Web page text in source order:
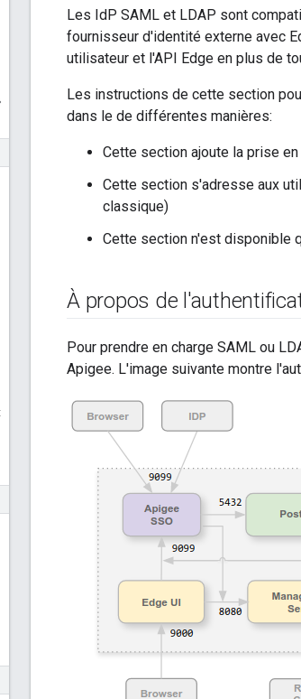
Les IdP SAML et LDAP sont
fournisseur d'identité externe avec
utilisateur et l'API Edge en plus de
Les instructions de cette section
dans le de différentes manières:
Cette section ajoute la prise
Cette section s'adresse aux
classique)
Cette section n'est disponible
À propos de
Pour prendre en charge SAML ou
Apigee. L'image suivante montre